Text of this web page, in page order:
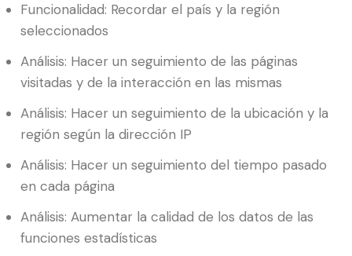
Funcionalidad: Recordar el país y la región
seleccionados
Análisis: Hacer un seguimiento de las páginas
visitadas y de la interacción en las mismas
Análisis: Hacer un seguimiento de la ubicación y la
región según la dirección IP
Análisis: Hacer un seguimiento del tiempo pasado
en cada página
Análisis: Aumentar la calidad de los datos de las
funciones estadísticas